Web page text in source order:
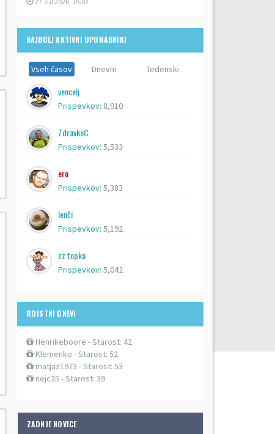
NAJBOLJ AKTIVNI UPORABNIKI
Vseh časov Dnevni Tedenski
vencelj
Prispevkov: 8,910
ZdravkoC
Prispevkov: 5,533
ero
Prispevkov: 5,383
lenči
Prispevkov: 5,192
zz topka
Prispevkov: 5,042
ROJSTNI DNEVI
Henrikeboore - Starost: 42
Klemenko - Starost: 52
matjaz1973 - Starost: 53
nejc25 - Starost: 39
ZADNJE NOVICE